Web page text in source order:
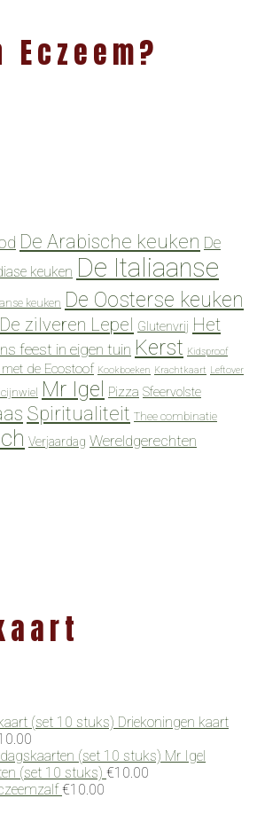
De Arabische keuken De
keuken De Italiaanse
keuken De Oosterse keuken
De zilveren Lepel Glutenvrij Het
feest in eigen tuin Kerst Kidsproof
met de Ecostoof Kookboeken Krachtkaart Leftover
Mr Igel Pizza Sfeervolste
Spiritualiteit Thee combinatie
Verjaardag Wereldgerechten
Driekoningen kaart
Mr Igel
(set 10 stuks) €10.00
€10.00